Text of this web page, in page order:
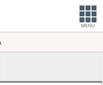
MENU